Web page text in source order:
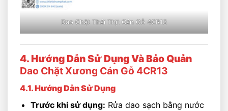
Dao Chặt Thái Thịt Cán Gỗ 4CR13
4. Hướng Dẫn Sử Dụng Và Bảo Quản
Dao Chặt Xương Cán Gỗ 4CR13
4.1. Hướng Dẫn Sử Dụng
Trước khi sử dụng: Rửa dao sạch bằng nước